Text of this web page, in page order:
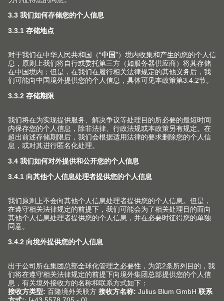
窄柜体
Blum 百隆针对窄柜体的实用创意帮助您利用到厨房内最
狭窄的收纳空间。
了解更多
配件